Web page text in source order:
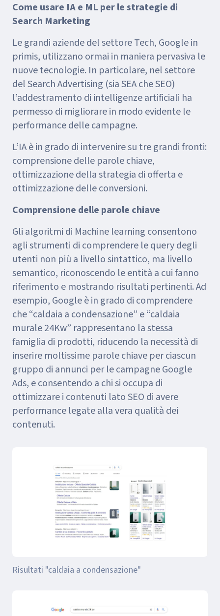
Come usare IA e ML per le strategie di
Search Marketing
Le grandi aziende del settore Tech, Google in
primis, utilizzano ormai in maniera pervasiva le
nuove tecnologie. In particolare, nel settore
del Search Advertising (sia SEA che SEO)
l’addestramento di intelligenze artificiali ha
permesso di migliorare in modo evidente le
performance delle campagne.
L’IA è in grado di intervenire su tre grandi fronti:
comprensione delle parole chiave,
ottimizzazione della strategia di offerta e
ottimizzazione delle conversioni.
Comprensione delle parole chiave
Gli algoritmi di Machine learning consentono
agli strumenti di comprendere le query degli
utenti non più a livello sintattico, ma livello
semantico, riconoscendo le entità a cui fanno
riferimento e mostrando risultati pertinenti. Ad
esempio, Google è in grado di comprendere
che “caldaia a condensazione” e “caldaia
murale 24Kw” rappresentano la stessa
famiglia di prodotti, riducendo la necessità di
inserire moltissime parole chiave per ciascun
gruppo di annunci per le campagne Google
Ads, e consentendo a chi si occupa di
ottimizzare i contenuti lato SEO di avere
performance legate alla vera qualità dei
contenuti.
Risultati "caldaia a condensazione"